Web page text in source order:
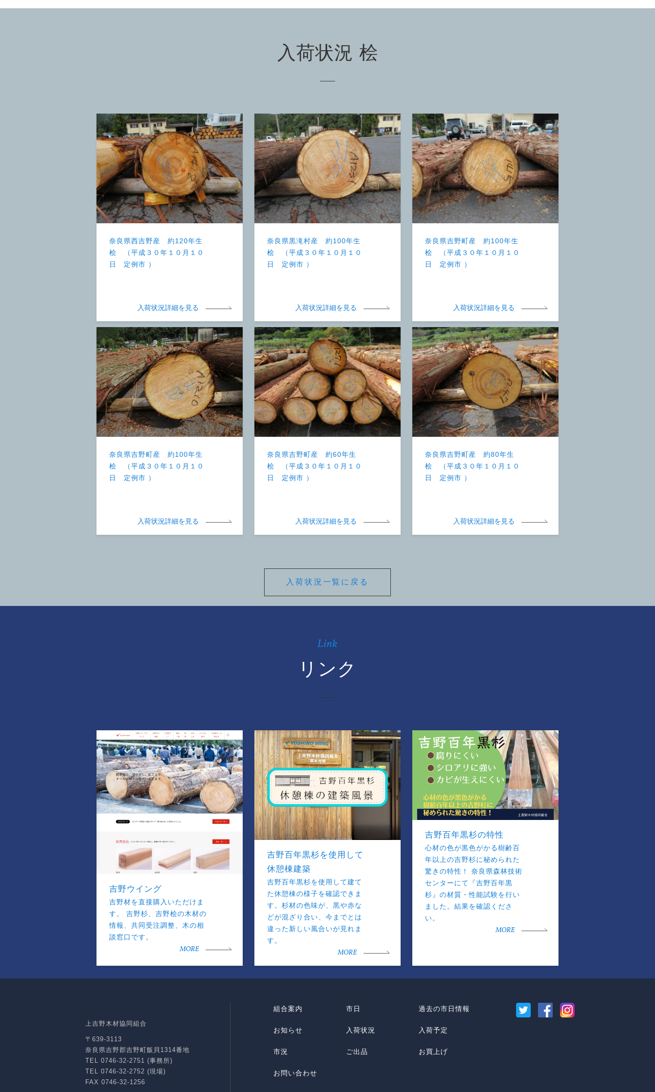
入荷状況 桧
奈良県西吉野産 約120年生
桧 （平成３０年１０月１０
日 定例市 ）
入荷状況詳細を見る
奈良県黒滝村産 約100年生
桧 （平成３０年１０月１０
日 定例市 ）
入荷状況詳細を見る
奈良県吉野町産 約100年生
桧 （平成３０年１０月１０
日 定例市 ）
入荷状況詳細を見る
奈良県吉野町産 約100年生
桧 （平成３０年１０月１０
日 定例市 ）
入荷状況詳細を見る
奈良県吉野町産 約60年生
桧 （平成３０年１０月１０
日 定例市 ）
入荷状況詳細を見る
奈良県吉野町産 約80年生
桧 （平成３０年１０月１０
日 定例市 ）
入荷状況詳細を見る
入荷状況一覧に戻る
Link
リンク
吉野ウイング
吉野材を直接購入いただけま
す。 吉野杉、吉野桧の木材の
情報、共同受注調整、木の相
談窓口です。
MORE
吉野百年黒杉を使用して
休憩棟建築
吉野百年黒杉を使用して建て
た休憩棟の様子を確認できま
す。杉材の色味が、黒や赤な
どが混ざり合い、今までとは
違った新しい風合いが見れま
す。
MORE
吉野百年黒杉の特性
心材の色が黒色がかる樹齢百
年以上の吉野杉に秘められた
驚きの特性！ 奈良県森林技術
センターにて『吉野百年黒
杉』の材質・性能試験を行い
ました。結果を確認くださ
い。
MORE
上吉野木材協同組合
〒639-3113
奈良県吉野郡吉野町飯貝1314番地
TEL 0746-32-2751 (事務所)
TEL 0746-32-2752 (現場)
FAX 0746-32-1256
組合案内 市日 過去の市日情報
お知らせ 入荷状況 入荷予定
市況 ご出品 お買上げ
お問い合わせ